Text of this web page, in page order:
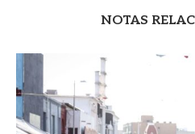
NOTAS